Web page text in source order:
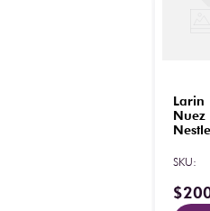
Larin
Nuez
Nestle
(10 pz)
SKU:
$